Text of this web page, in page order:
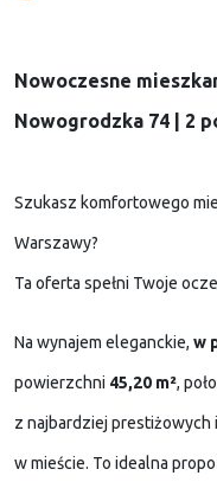
Nowoczesne
Nowogrodzka 74 | 2
Szukasz komfortowego
Warszawy?
Ta oferta spełni Twoje
Na wynajem eleganckie, w
powierzchni 45,20 m²,
z najbardziej prestiżowych
w mieście. To idealna